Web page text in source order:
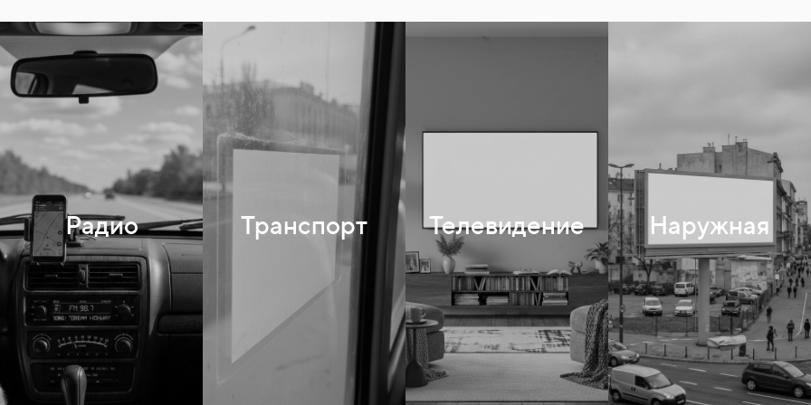
Радио Транспорт Телевидение Наружная
Цифровые экраны
Остановки